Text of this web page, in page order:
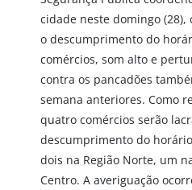
cidade neste domingo
o descumprimento do
comércios, som alto e
contra os pancadões
semana anteriores. Como
quatro comércios serão
descumprimento do
dois na Região Norte, um
Centro. A averiguação